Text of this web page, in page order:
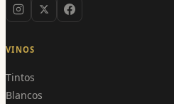
VINOS
Tintos
Blancos